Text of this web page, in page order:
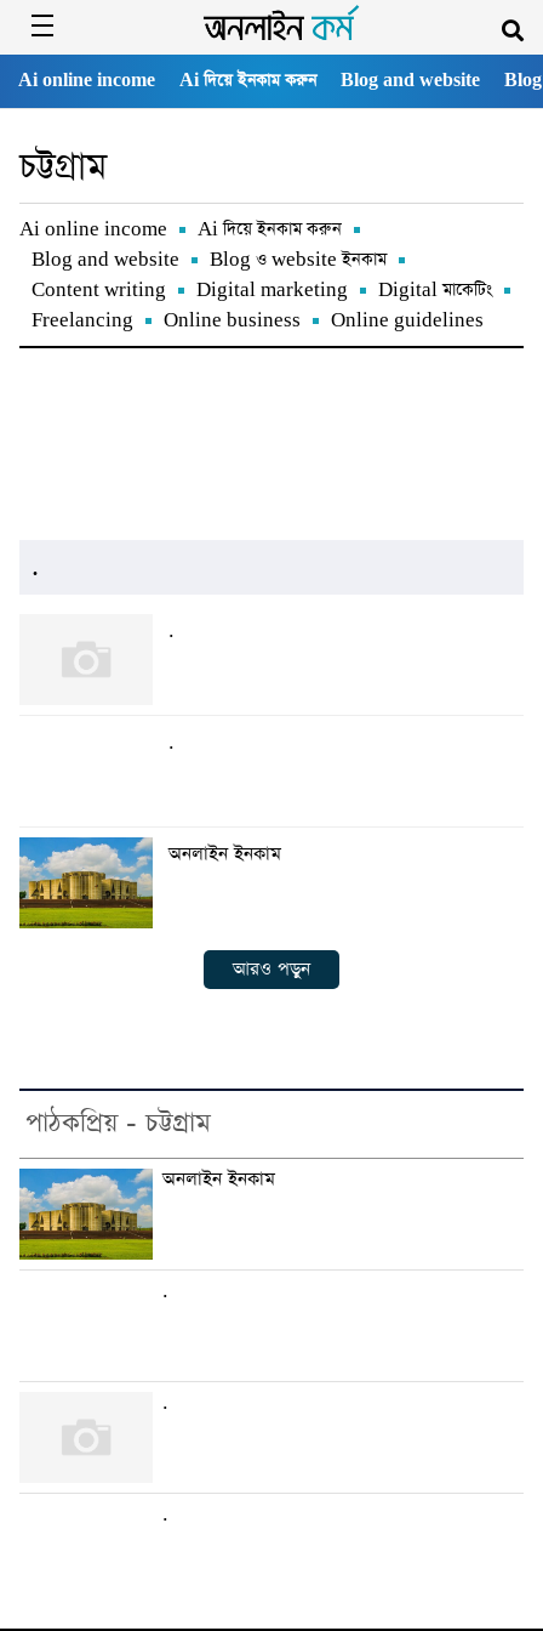
Ai online income Ai দিয়ে ইনকাম করুন Blog and website
চট্টগ্রাম
Ai online income
Ai দিয়ে ইনকাম করুন
Blog and website
Blog ও website ইনকাম
Content writing
Digital marketing
Digital মাকেটিং
Freelancing
Online business Online guidelines
.
.
.
অনলাইন ইনকাম
আরও পড়ুন
পাঠকপ্রিয় - চট্টগ্রাম
অনলাইন ইনকাম
.
.
.